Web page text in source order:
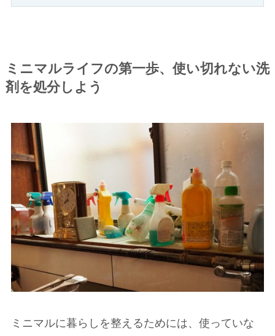
ミニマルライフの第一歩、使い切れない洗
剤を処分しよう
ミニマルに暮らしを整えるためには、使っていな